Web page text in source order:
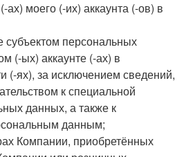
моего (-их) аккаунта (-ов) в
субъектом персональных
(-ых) аккаунте (-ах) в
(-ях), за исключением сведений,
к специальной
данных, а также к
данным;
Компании, приобретённых